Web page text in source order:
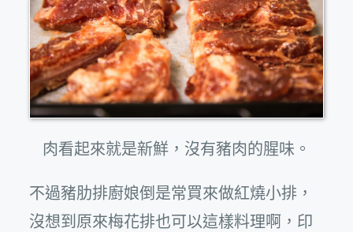
肉看起來就是新鮮，沒有豬肉的腥味。
不過豬肋排廚娘倒是常買來做紅燒小排，
沒想到原來梅花排也可以這樣料理啊，印